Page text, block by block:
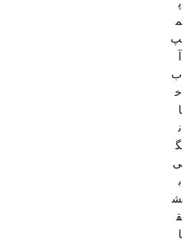
پ
م
پ
ب
خ
ا
ن
گ
ی
ب
ش
ق
ا